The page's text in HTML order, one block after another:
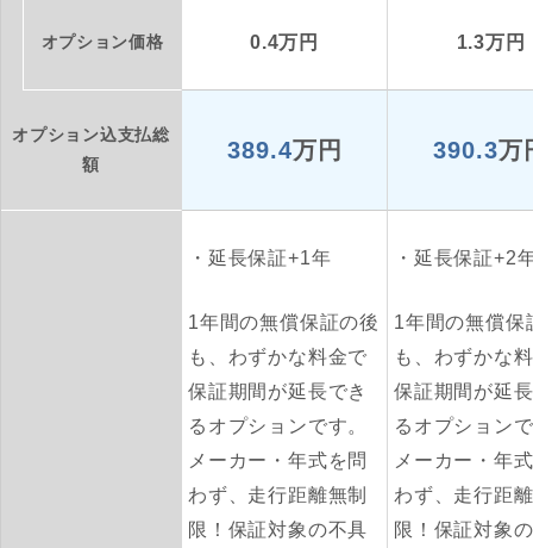
オプション価格 0.4万円 1.3万円
オプション込支払総
額
389.4万円 390.3万
延長保証+1年 延長保証+2
1年間の無償保証の後
も、わずかな料金で
保証期間が延長でき
るオプションです。
メーカー・年式を問
わず、走行距離無制
限！保証対象の不具
1年間の無償保
も、わずかな
保証期間が延
るオプション
メーカー・年
わず、走行距
限！保証対象